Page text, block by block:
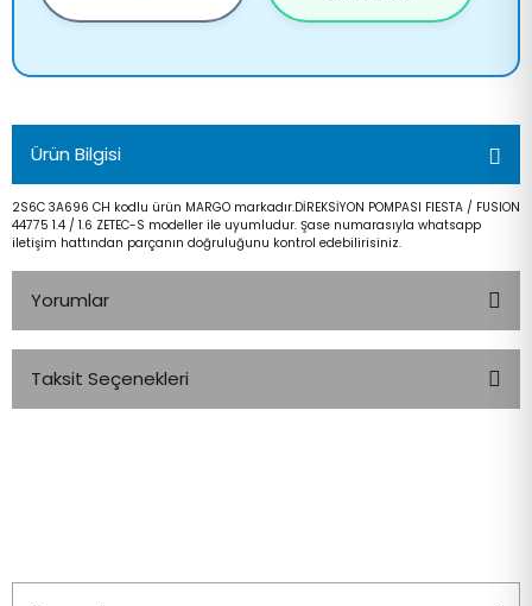
Ürün Bilgisi
2S6C 3A696 CH kodlu ürün MARGO markadır.DİREKSİYON POMPASI FIESTA / FUSION
44775 1.4 / 1.6 ZETEC-S modeller ile uyumludur. Şase numarasıyla whatsapp
iletişim hattından parçanın doğruluğunu kontrol edebilirisiniz.
Yorumlar
Taksit Seçenekleri